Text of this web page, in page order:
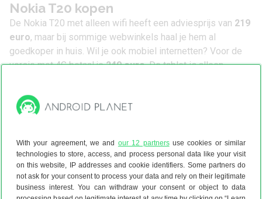
With your agreement, we and our 12 partnersuse cookies or similar
technologies to store, access, and process personal data like your visit
on this website, IP addresses and cookie identifiers. Some partners do
not ask for your consent to process your data and rely on their legitimate
business interest. You can withdraw your consent or object to data
Nokia T20 kopen
De Nokia T20 met alleen wifi heeft een adviesprijs van 219
euro, maar bij sommige webwinkels haal je hem al
goedkoper in huis. Wil je ook mobiel internetten? Voor de
versie met 4G betaal je249 euro. De tablet is alleen
Nokia T20 specs
Scherm
Schermgrootte 10.4 inch